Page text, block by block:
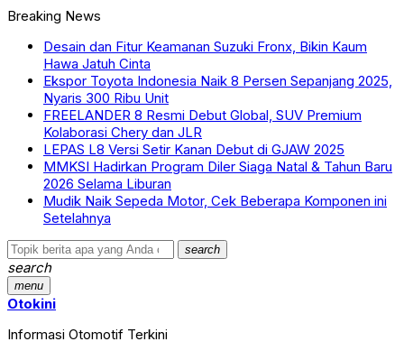
Breaking News
Desain dan Fitur Keamanan Suzuki Fronx, Bikin Kaum
Hawa Jatuh Cinta
Ekspor Toyota Indonesia Naik 8 Persen Sepanjang 2025,
Nyaris 300 Ribu Unit
FREELANDER 8 Resmi Debut Global, SUV Premium
Kolaborasi Chery dan JLR
LEPAS L8 Versi Setir Kanan Debut di GJAW 2025
MMKSI Hadirkan Program Diler Siaga Natal & Tahun Baru
2026 Selama Liburan
Mudik Naik Sepeda Motor, Cek Beberapa Komponen ini
Setelahnya
search
search
menu
Otokini
Informasi Otomotif Terkini